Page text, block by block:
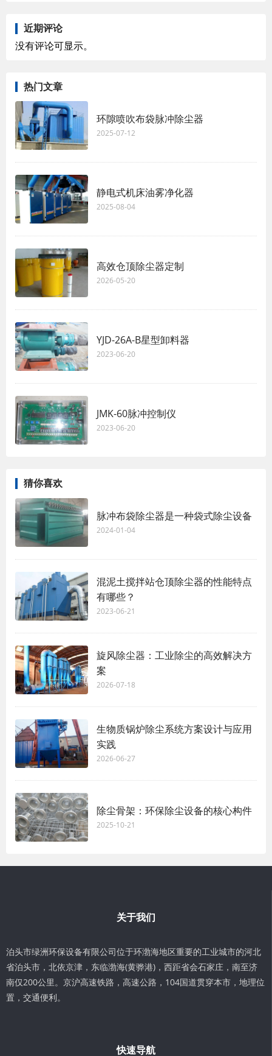
近期评论
没有评论可显示。
热门文章
环隙喷吹布袋脉冲除尘器
2025-07-12
静电式机床油雾净化器
2025-08-04
高效仓顶除尘器定制
2026-05-20
YJD-26A-B星型卸料器
2023-06-20
JMK-60脉冲控制仪
2023-06-20
猜你喜欢
脉冲布袋除尘器是一种袋式除尘设备
2024-01-04
混泥土搅拌站仓顶除尘器的性能特点
有哪些？
2023-06-21
旋风除尘器：工业除尘的高效解决方
案
2026-07-18
生物质锅炉除尘系统方案‌设计与应用
实践
2026-06-27
除尘骨架：环保除尘设备的核心构件
2025-10-21
关于我们
泊头市绿洲环保设备有限公司位于环渤海地区重要的工业城市的河北
省泊头市，北依京津，东临渤海(黄骅港)，西距省会石家庄，南至济
南仅200公里。京沪高速铁路，高速公路，104国道贯穿本市，地理位
置，交通便利。
快速导航